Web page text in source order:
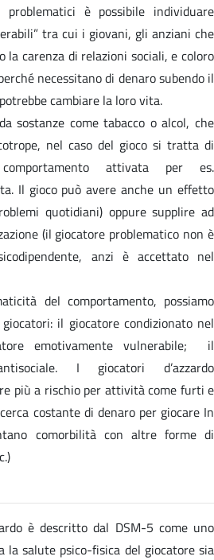
problematici è possibile individuare
tra cui i giovani, gli anziani che
la carenza di relazioni sociali, e coloro
necessitano di denaro subendo il
cambiare la loro vita.
sostanze come tabacco o alcol, che
nel caso del gioco si tratta di
attivata per es.
Il gioco può avere anche un effetto
quotidiani) oppure supplire ad
(il giocatore problematico non è
anzi è accettato nel
del comportamento, possiamo
il giocatore condizionato nel
emotivamente vulnerabile; il
I giocatori d’azzardo
più a rischio per attività come furti e
costante di denaro per giocare In
comorbilità con altre forme di
è descritto dal DSM-5 come uno
la salute psico-fisica del giocatore sia